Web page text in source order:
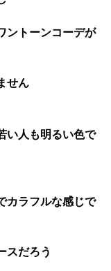
ントーンコーデが
せん
い人も明るい色で
カラフルな感じで
スだろう